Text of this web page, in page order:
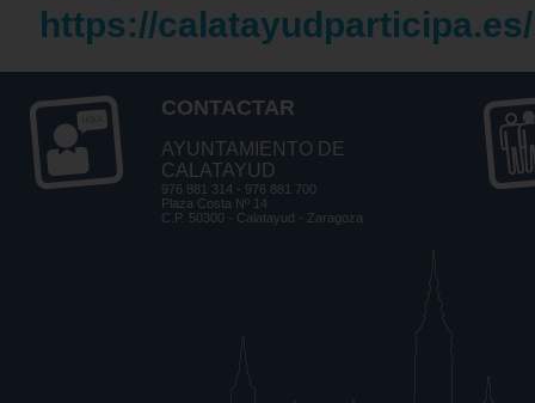
https://
CONTACTAR
AYUNTAMIENTO DE
CALATAYUD
976 881 314 - 976 881 700
Plaza Costa Nº 14
C.P. 50300 - Calatayud - Zaragoza